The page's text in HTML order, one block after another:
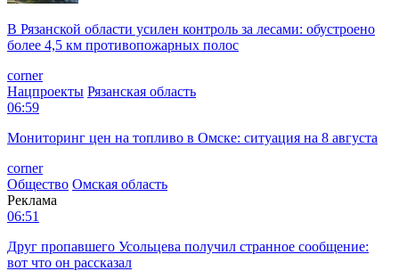
В Рязанской области усилен контроль за лесами: обустроено
более 4,5 км противопожарных полос
corner
Нацпроекты Рязанская область
06:59
Мониторинг цен на топливо в Омске: ситуация на 8 августа
corner
Общество Омская область
Реклама
06:51
Друг пропавшего Усольцева получил странное сообщение:
вот что он рассказал